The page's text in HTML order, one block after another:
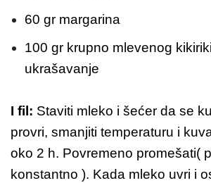
60 gr margarina
100 gr krupno mlevenog
ukrašavanje
I fil: Staviti mleko i šećer da se
provri, smanjiti temperaturu i
oko 2 h. Povremeno promešati(
konstantno ). Kada mleko uvri i